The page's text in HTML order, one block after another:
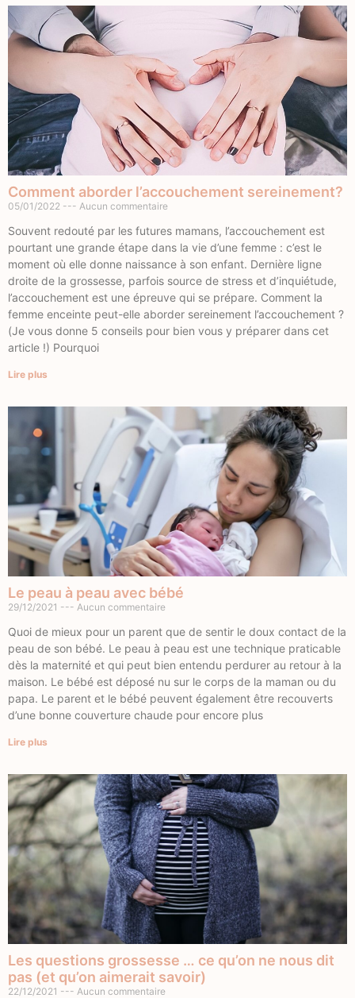
Comment aborder l’accouchement sereinement?
05/01/2022 Aucun commentaire
Souvent redouté par les futures mamans, l’accouchement est
pourtant une grande étape dans la vie d’une femme : c’est le
moment où elle donne naissance à son enfant. Dernière ligne
droite de la grossesse, parfois source de stress et d’inquiétude,
l’accouchement est une épreuve qui se prépare. Comment la
femme enceinte peut-elle aborder sereinement l’accouchement ?
(Je vous donne 5 conseils pour bien vous y préparer dans cet
article !) Pourquoi
Lire plus
Le peau à peau avec bébé
29/12/2021 Aucun commentaire
Quoi de mieux pour un parent que de sentir le doux contact de la
peau de son bébé. Le peau à peau est une technique praticable
dès la maternité et qui peut bien entendu perdurer au retour à la
maison. Le bébé est déposé nu sur le corps de la maman ou du
papa. Le parent et le bébé peuvent également être recouverts
d’une bonne couverture chaude pour encore plus
Lire plus
Les questions grossesse … ce qu’on ne nous dit
pas (et qu’on aimerait savoir)
22/12/2021 Aucun commentaire